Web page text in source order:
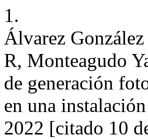
1.
Álvarez
R, Monteagudo
de generación
en una
2022 [citado 10